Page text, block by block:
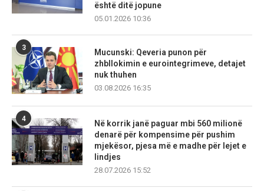
është ditë jopune
05.01.2026 10:36
3
Mucunski: Qeveria punon për
zhbllokimin e eurointegrimeve, detajet
nuk thuhen
03.08.2026 16:35
4
Në korrik janë paguar mbi 560 milionë
denarë për kompensime për pushim
mjekësor, pjesa më e madhe për lejet e
lindjes
28.07.2026 15:52